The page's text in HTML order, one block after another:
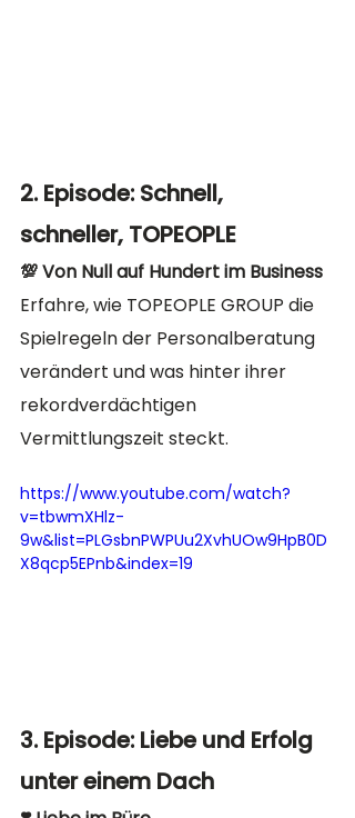
2. Episode: Schnell,
schneller, TOPEOPLE
💯 Von Null auf Hundert im Business
Erfahre, wie TOPEOPLE GROUP die
Spielregeln der Personalberatung
verändert und was hinter ihrer
rekordverdächtigen
Vermittlungszeit steckt.
https://www.youtube.com/watch?
v=tbwmXHlz-
9w&list=PLGsbnPWPUu2XvhUOw9HpB0D
X8qcp5EPnb&index=19
3. Episode: Liebe und Erfolg
unter einem Dach